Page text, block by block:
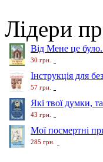
Лідери
Від Мене це
30 грн.
Інструкція для
57 грн.
Які твої думки,
43 грн.
Мої посмертні
285 грн.